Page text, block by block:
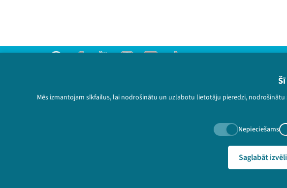
Mēs izmantojam sīkfailus, lai nodrošinātu un uzlabotu lietotāju pieredzi,
Nepieciešams
Saglabāt izvēli
Privātuma politika
Lietošanas noteikumi un sīkdatņu politika
© 2026 Sarunu festivāls LAMPA Visas tiesības paturētas.
🔗 https://festivalslampa.lv/lv/video-